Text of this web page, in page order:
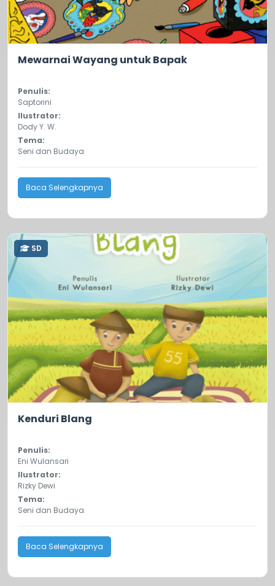
Mewarnai Wayang untuk Bapak
Penulis:
Saptorini
Ilustrator:
Dody Y. W.
Tema:
Seni dan Budaya
Baca Selengkapnya
SD
Kenduri Blang
Penulis:
Eni Wulansari
Ilustrator:
Rizky Dewi
Tema:
Seni dan Budaya
Baca Selengkapnya